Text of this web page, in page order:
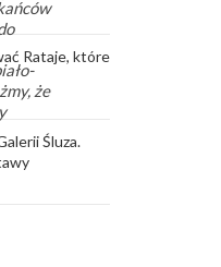
że
Rataje, które
Śluza.